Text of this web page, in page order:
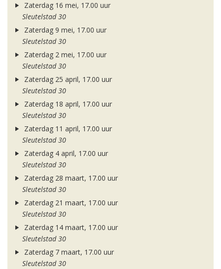
Zaterdag 16 mei, 17.00 uur
Sleutelstad 30
Zaterdag 9 mei, 17.00 uur
Sleutelstad 30
Zaterdag 2 mei, 17.00 uur
Sleutelstad 30
Zaterdag 25 april, 17.00 uur
Sleutelstad 30
Zaterdag 18 april, 17.00 uur
Sleutelstad 30
Zaterdag 11 april, 17.00 uur
Sleutelstad 30
Zaterdag 4 april, 17.00 uur
Sleutelstad 30
Zaterdag 28 maart, 17.00 uur
Sleutelstad 30
Zaterdag 21 maart, 17.00 uur
Sleutelstad 30
Zaterdag 14 maart, 17.00 uur
Sleutelstad 30
Zaterdag 7 maart, 17.00 uur
Sleutelstad 30